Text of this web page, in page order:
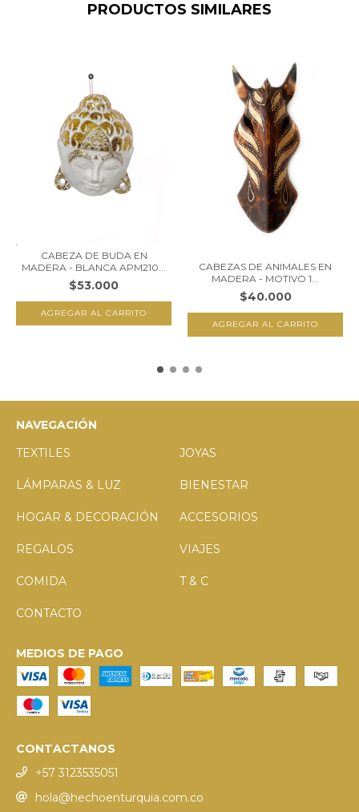
PRODUCTOS SIMILARES
CABEZA DE BUDA EN
MADERA - BLANCA APM210...
$53.000
CABEZAS DE ANIMALES EN
MADERA - MOTIVO 1...
$40.000
NAVEGACIÓN
TEXTILES
JOYAS
LÁMPARAS & LUZ BIENESTAR
HOGAR & DECORACIÓN ACCESORIOS
REGALOS VIAJES
COMIDA T & C
CONTACTO
MEDIOS DE PAGO
CONTACTANOS
+57 3123535051
hola@hechoenturquia.com.co